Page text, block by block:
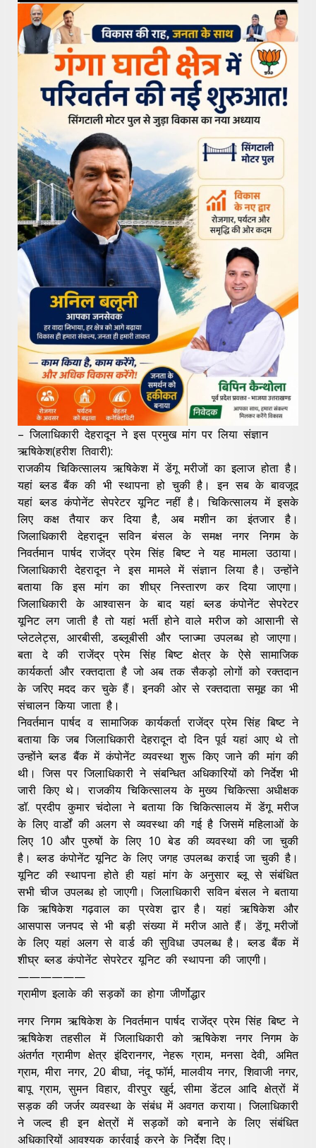
– जिलाधिकारी देहरादून ने इस प्रमुख मांग पर लिया संज्ञान
ऋषिकेश(हरीश तिवारी):
राजकीय चिकित्सालय ऋषिकेश में डेंगू मरीजों का इलाज होता है।
यहां ब्लड बैंक की भी स्थापना हो चुकी है। इन सब के बावजूद
यहां ब्लड कंपोनेंट सेपरेटर यूनिट नहीं है। चिकित्सालय में इसके
लिए कक्ष तैयार कर दिया है, अब मशीन का इंतजार है।
जिलाधिकारी देहरादून सविन बंसल के समक्ष नगर निगम के
निवर्तमान पार्षद राजेंद्र प्रेम सिंह बिष्ट ने यह मामला उठाया।
जिलाधिकारी देहरादून ने इस मामले में संज्ञान लिया है। उन्होंने
बताया कि इस मांग का शीघ्र निस्तारण कर दिया जाएगा।
जिलाधिकारी के आश्वासन के बाद यहां ब्लड कंपोनेंट सेपरेटर
यूनिट लग जाती है तो यहां भर्ती होने वाले मरीज को आसानी से
प्लेटलेट्स, आरबीसी, डब्लूबीसी और प्लाज्मा उपलब्ध हो जाएगा।
बता दे की राजेंद्र प्रेम सिंह बिष्ट क्षेत्र के ऐसे सामाजिक
कार्यकर्ता और रक्तदाता है जो अब तक सैकड़ो लोगों को रक्तदान
के जरिए मदद कर चुके हैं। इनकी ओर से रक्तदाता समूह का भी
संचालन किया जाता है।
निवर्तमान पार्षद व सामाजिक कार्यकर्ता राजेंद्र प्रेम सिंह बिष्ट ने
बताया कि जब जिलाधिकारी देहरादून दो दिन पूर्व यहां आए थे तो
उन्होंने ब्लड बैंक में कंपोनेंट व्यवस्था शुरू किए जाने की मांग की
थी। जिस पर जिलाधिकारी ने संबन्धित अधिकारियों को निर्देश भी
जारी किए थे। राजकीय चिकित्सालय के मुख्य चिकित्सा अधीक्षक
डॉ. प्रदीप कुमार चंदोला ने बताया कि चिकित्सालय में डेंगू मरीज
के लिए वार्डों की अलग से व्यवस्था की गई है जिसमें महिलाओं के
लिए 10 और पुरुषों के लिए 10 बेड की व्यवस्था की जा चुकी
है। ब्लड कंपोनेंट यूनिट के लिए जगह उपलब्ध कराई जा चुकी है।
यूनिट की स्थापना होते ही यहां मांग के अनुसार ब्लू से संबंधित
सभी चीज उपलब्ध हो जाएगी। जिलाधिकारी सविन बंसल ने बताया
कि ऋषिकेश गढ़वाल का प्रवेश द्वार है। यहां ऋषिकेश और
आसपास जनपद से भी बड़ी संख्या में मरीज आते हैं। डेंगू मरीजों
के लिए यहां अलग से वार्ड की सुविधा उपलब्ध है। ब्लड बैंक में
शीघ्र ब्लड कंपोनेंट सेपरेटर यूनिट की स्थापना की जाएगी।
——————
ग्रामीण इलाके की सड़कों का होगा जीर्णोद्धार
नगर निगम ऋषिकेश के निवर्तमान पार्षद राजेंद्र प्रेम सिंह बिष्ट ने
ऋषिकेश तहसील में जिलाधिकारी को ऋषिकेश नगर निगम के
अंतर्गत ग्रामीण क्षेत्र इंदिरानगर, नेहरू ग्राम, मनसा देवी, अमित
ग्राम, मीरा नगर, 20 बीघा, नंदू फॉर्म, मालवीय नगर, शिवाजी नगर,
बापू ग्राम, सुमन विहार, वीरपुर खुर्द, सीमा डेंटल आदि क्षेत्रों में
सड़क की जर्जर व्यवस्था के संबंध में अवगत कराया। जिलाधिकारी
ने जल्द ही इन क्षेत्रों में सड़कों को बनाने के लिए संबंधित
अधिकारियों आवश्यक कार्रवाई करने के निर्देश दिए।